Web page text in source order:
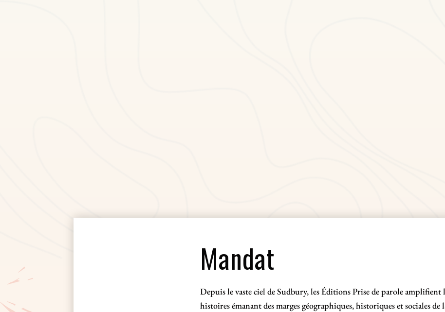
Mandat
Depuis le vaste ciel de Sudbury, les Éditions Prise de parole amplifient
histoires émanant des margesgéographiques, historiques et sociales de